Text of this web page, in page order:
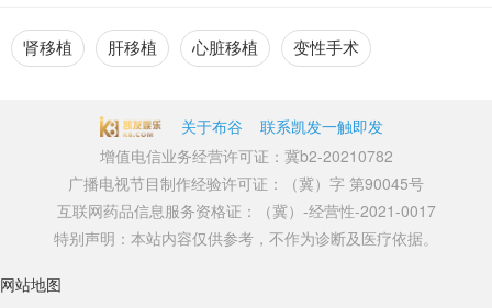
肾移植 肝移植 心脏移植 变性手术
关于布谷
联系凯发一触即发
增值电信业务经营许可证：冀b2-20210782
广播电视节目制作经验许可证：（冀）字 第90045号
互联网药品信息服务资格证：（冀）-经营性-2021-0017
特别声明：本站内容仅供参考，不作为诊断及医疗依据。
网站地图